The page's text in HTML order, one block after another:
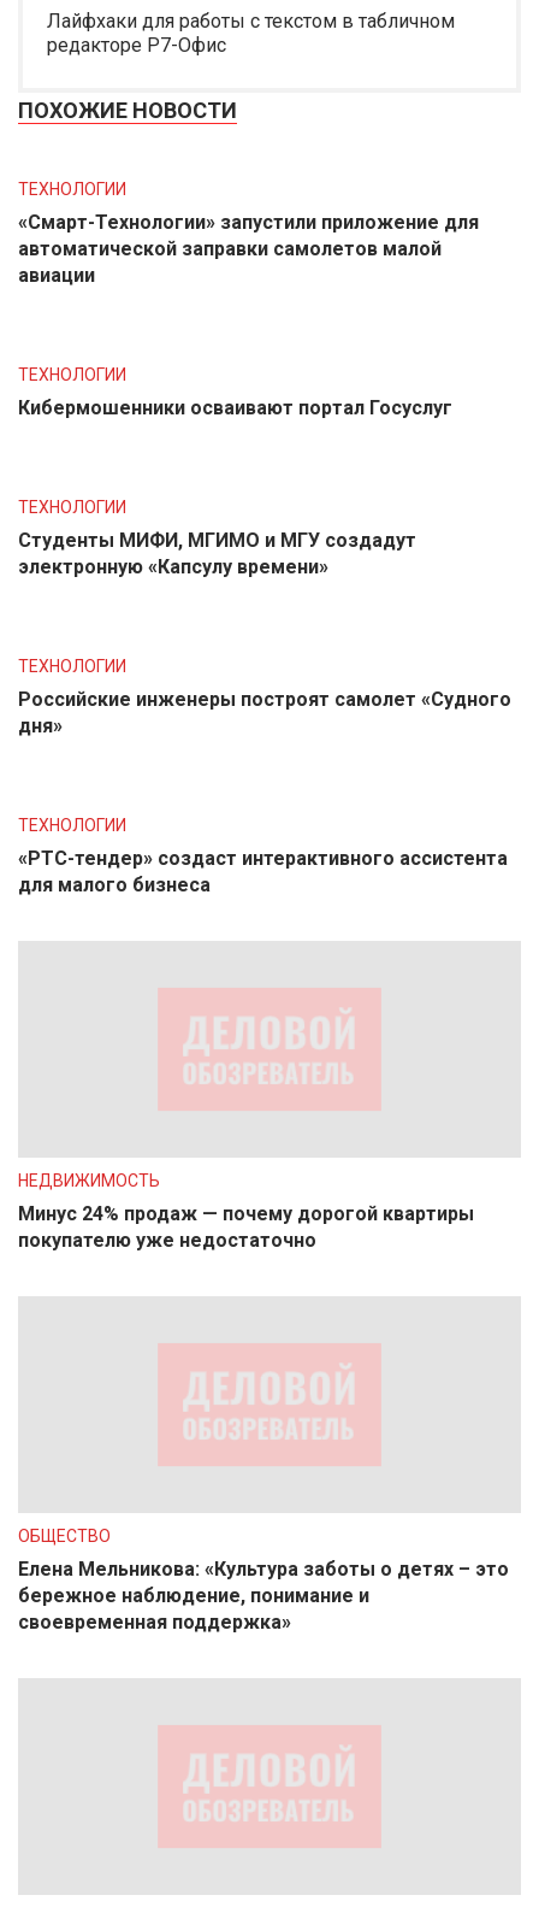
Лайфхаки для работы с текстом в табличном
редакторе Р7-Офис
ПОХОЖИЕ НОВОСТИ
ТЕХНОЛОГИИ
«Смарт-Технологии» запустили приложение для
автоматической заправки самолетов малой
авиации
ТЕХНОЛОГИИ
Кибермошенники осваивают портал Госуслуг
ТЕХНОЛОГИИ
Студенты МИФИ, МГИМО и МГУ создадут
электронную «Капсулу времени»
ТЕХНОЛОГИИ
Российские инженеры построят самолет «Судного
дня»
ТЕХНОЛОГИИ
«РТС-тендер» создаст интерактивного ассистента
для малого бизнеса
НЕДВИЖИМОСТЬ
Минус 24% продаж — почему дорогой квартиры
покупателю уже недостаточно
ОБЩЕСТВО
Елена Мельникова: «Культура заботы о детях – это
бережное наблюдение, понимание и
своевременная поддержка»